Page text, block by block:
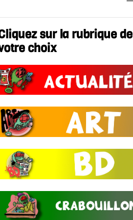
sur la rubrique de
choix